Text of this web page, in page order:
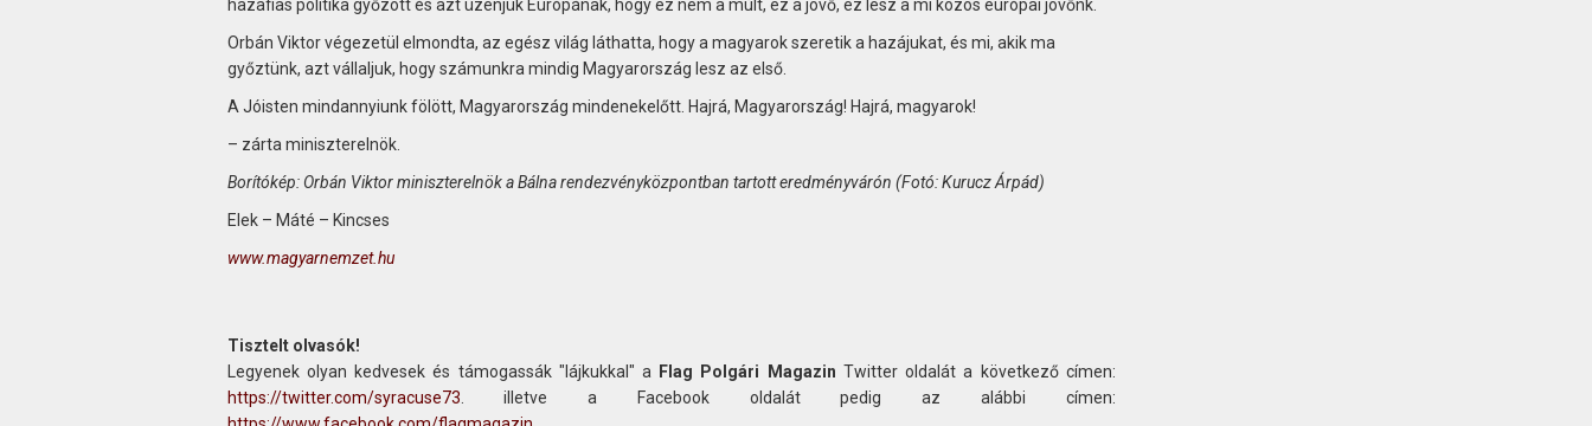
hazafias politika győzött és azt üzenjük Európának, hogy ez nem a múlt, ez a jövő, ez lesz a mi közös európai jövőnk.
Orbán Viktor végezetül elmondta, az egész világ láthatta, hogy a magyarok szeretik a hazájukat, és mi, akik ma
győztünk, azt vállaljuk, hogy számunkra mindig Magyarország lesz az első.
A Jóisten mindannyiunk fölött, Magyarország mindenekelőtt. Hajrá, Magyarország! Hajrá, magyarok!
– zárta miniszterelnök.
Borítókép: Orbán Viktor miniszterelnök a Bálna rendezvényközpontban tartott eredményvárón (Fotó: Kurucz Árpád)
Elek – Máté – Kincses
www.magyarnemzet.hu
Tisztelt olvasók!
Legyenek olyan kedvesek és támogassák "lájkukkal" a
Flag Polgári Magazin Twitter oldalát a következő címen:
https://twitter.com/syracuse73 . illetve a Facebook oldalát pedig az alábbi címen: